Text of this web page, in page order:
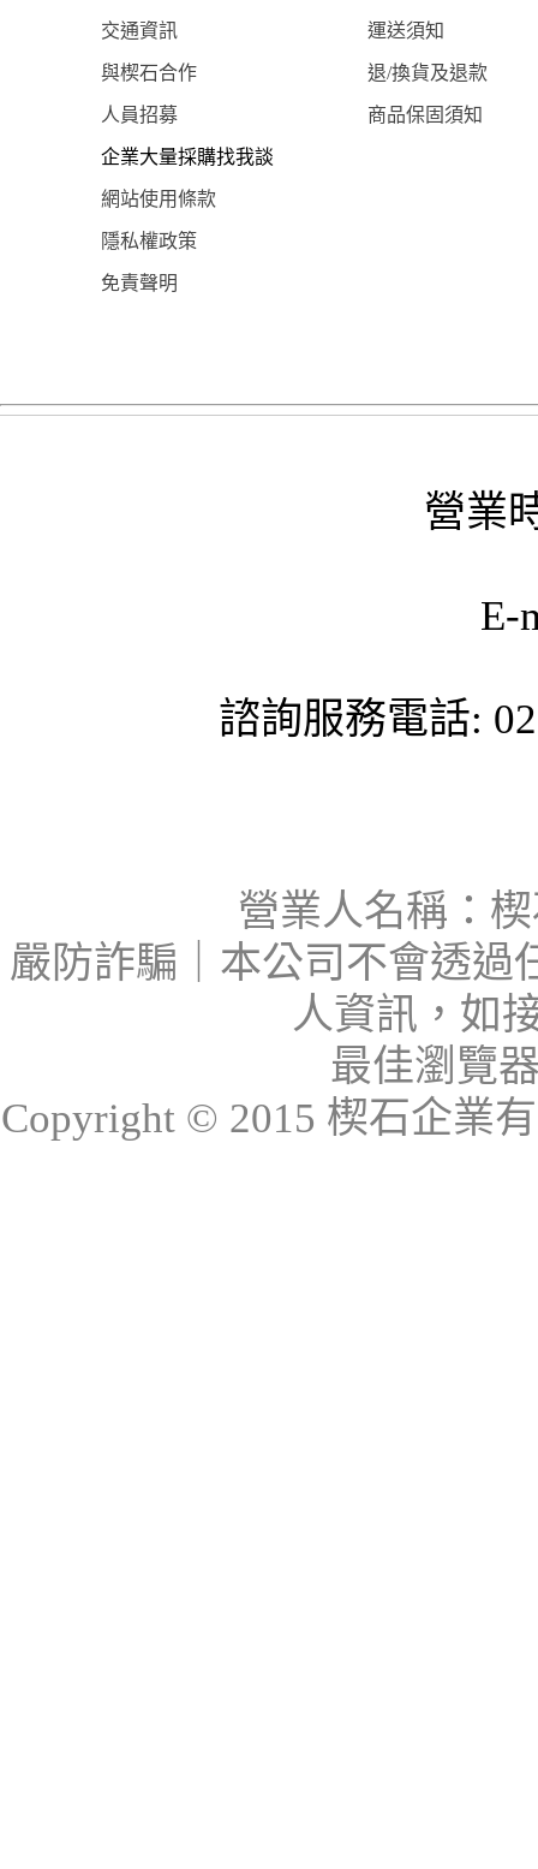
交通資訊 運送須知
與楔石合作 退/換貨及退款
人員招募 商品保固須知
企業大量採購找我談
網站使用條款
隱私權政策
免責聲明
營業
E-
諮詢服務電話:
營業人名稱：
嚴防詐騙｜本公司不會透過
人資訊，如
最佳瀏覽
Copyright © 2015 楔石企業